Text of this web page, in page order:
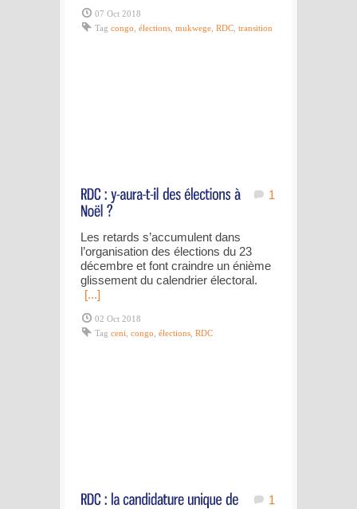
07 Oct 2018
Tag congo élections mukwege RDC transition
1
Les retards s’accumulent dans
l’organisation des élections du 23
décembre et font craindre un énième
glissement du calendrier électoral.
[...]
02 Oct 2018
Tag ceni congo élections RDC
1